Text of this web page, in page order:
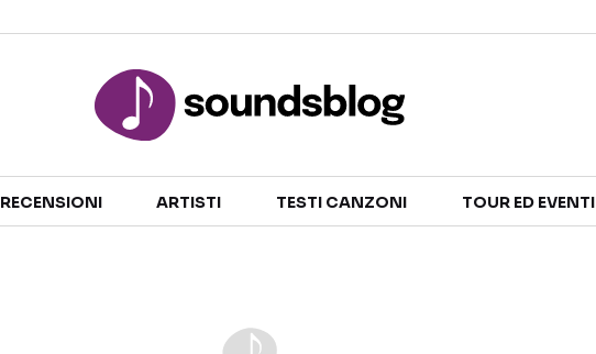
TALENT SHOW
RECENSIONI ARTISTI TESTI CANZONI TOUR ED EVENTI